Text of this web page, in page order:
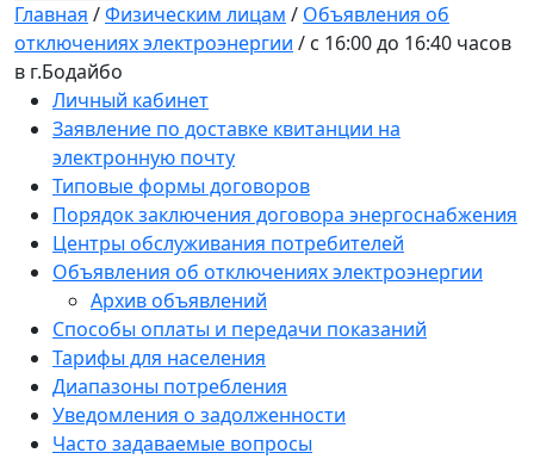
Главная /Физическим лицам / Объявления об
отключениях электроэнергии / с 16:00 до 16:40 часов
в г.Бодайбо
Личный кабинет
Заявление по доставке квитанции на
электронную почту
Типовые формы договоров
Порядок заключения договора энергоснабжения
Центры обслуживания потребителей
Объявления об отключениях электроэнергии
Архив объявлений
Способы оплаты и передачи показаний
Тарифы для населения
Диапазоны потребления
Уведомления о задолженности
Часто задаваемые вопросы